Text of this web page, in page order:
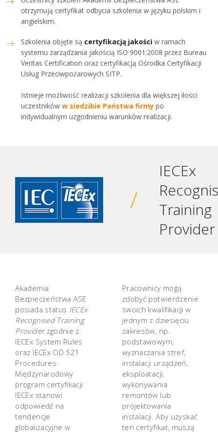
otrzymują certyfikat odbycia szkolenia w języku polskim i
angielskim.
Szkolenia objęte są certyfikacją jakości w ramach
systemu zarządzania jakością ISO 9001:2008 przez Bureau
Veritas Certification oraz certyfikacją Ośrodka Certyfikacji
Usług Przeciwpożarowych SITP.
Istnieje możliwość realizacji szkolenia dla większej ilości
uczestnikóww siedzibie Państwa firmy po
indywidualnym uzgodnieniu warunków realizacji.
IECEx
Training
Provider
Akademia
Bezpieczeństwa ASE
posiada status IECEx
Recognised Training
Providerzgodnie z
IECEx System Rules
oraz IECEx OD 521
Procedures.
Międzynarodowy
program certyfikacji
IECEx stanowi
odpowiedź na
tendencje
globalizacyjne w
Pracownicy mogą
zdobyć potwierdzenie
swoich kwalifikacji w
jednym z dziesięciu
zakresów, np.
podstawowym,
wyznaczania stref,
instalacji urządzeń,
eksploatacji,
wykonywania
remontów lub
projektowania
instalacji. Aby uzyskać
ten certyfikat, muszą